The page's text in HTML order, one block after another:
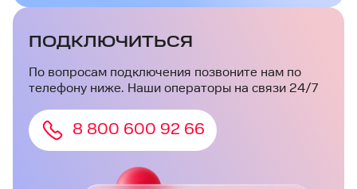
ПОДКЛЮЧИТЬСЯ
По вопросам подключения позвоните нам по
телефону ниже. Наши операторы на связи 24/7
8 800 600 92 66